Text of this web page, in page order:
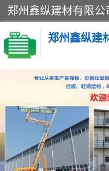
郑州鑫纵建
高空瓦机租赁
CZ型钢
PC多层板